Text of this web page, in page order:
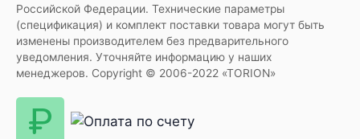
Российской Федерации. Технические параметры
(спецификация) и комплект поставки товара могут быть
изменены производителем без предварительного
уведомления. Уточняйте информацию у наших
менеджеров. Copyright © 2006-2022 «TORION»